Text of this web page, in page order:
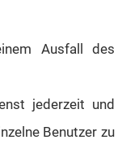
Ausfall des
jederzeit und
Benutzer zu